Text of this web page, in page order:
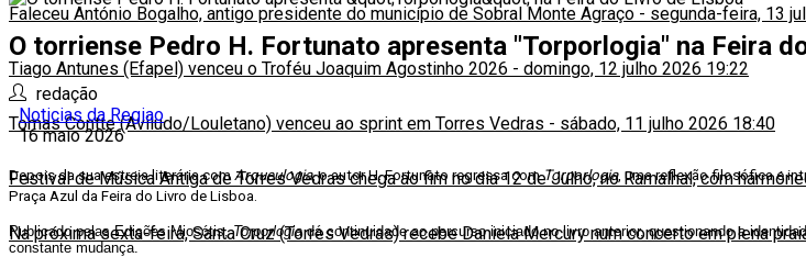
Faleceu António Bogalho, antigo presidente do município de Sobral Monte Agraço - segunda-feira, 13
Tiago Antunes (Efapel) venceu o Troféu Joaquim Agostinho 2026 - domingo, 12 julho 2026 19:22
Tomas Contte (Aviludo/Louletano) venceu ao sprint em Torres Vedras - sábado, 11 julho 2026 18:40
Festival de Música Antiga de Torres Vedras chega ao fim no dia 12 de Julho, no Ramalhal, com
Na próxima sexta-feira, Santa Cruz (Torres Vedras) recebe Daniela Mercury num concerto em plena
O torriense Pedro H. Fortunato apresenta "Torporlogia" na Feira
redação
Noticias da Regiao
16 maio 2026
Depois da sua estreia literária com Arqueulogia, o autor H. Fortunato regressa comTorporlogia, uma reflexão filosófica e
Praça Azul da Feira do Livro de Lisboa.
Publicado pelas Edições Miosótis,Torporlogiadá continuidade ao percurso iniciado no livro anterior, questionando a
constante mudança.